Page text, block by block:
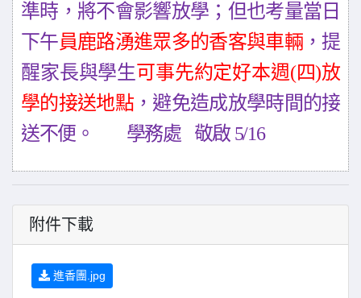
準時，將不會影響放學；但也考量當日
下午員鹿路湧進眾多的香客與車輛，提
醒家長與學生可事先約定好本週(四)放
學的接送地點 ，避免造成放學時間的接
送不便。
學務處 敬啟 5/16
附件下載
進香團.jpg